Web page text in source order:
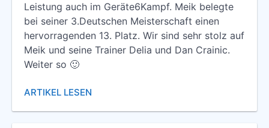
Leistung auch im Geräte6Kampf. Meik belegte
bei seiner 3.Deutschen Meisterschaft einen
hervorragenden 13. Platz. Wir sind sehr stolz auf
Meik und seine Trainer Delia und Dan Crainic.
Weiter so 🙂
ARTIKEL LESEN